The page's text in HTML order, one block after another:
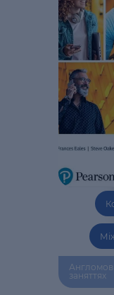
заняттях